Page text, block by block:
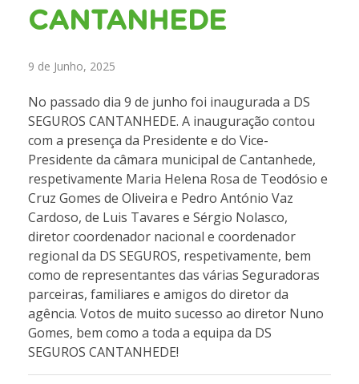
CANTANHEDE
9 de Junho, 2025
No passado dia 9 de junho foi inaugurada a DS
SEGUROS CANTANHEDE. A inauguração contou
com a presença da Presidente e do Vice-
Presidente da câmara municipal de Cantanhede,
respetivamente Maria Helena Rosa de Teodósio e
Cruz Gomes de Oliveira e Pedro António Vaz
Cardoso, de Luis Tavares e Sérgio Nolasco,
diretor coordenador nacional e coordenador
regional da DS SEGUROS, respetivamente, bem
como de representantes das várias Seguradoras
parceiras, familiares e amigos do diretor da
agência. Votos de muito sucesso ao diretor Nuno
Gomes, bem como a toda a equipa da DS
SEGUROS CANTANHEDE!